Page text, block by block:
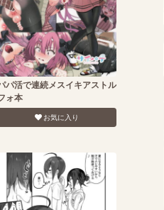
パ活で連続メスイキアストル
ォ本
お気に入り